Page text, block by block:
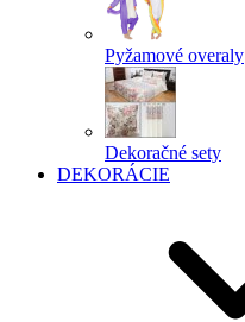
Pyžamové overaly
Dekoračné sety
DEKORÁCIE